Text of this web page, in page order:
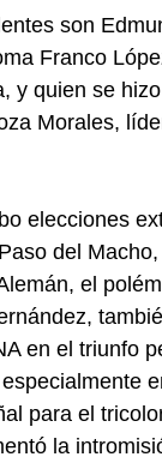
son
Franco
y quien se
Morales,
elecciones
del
el
en el triunfo
para el
la